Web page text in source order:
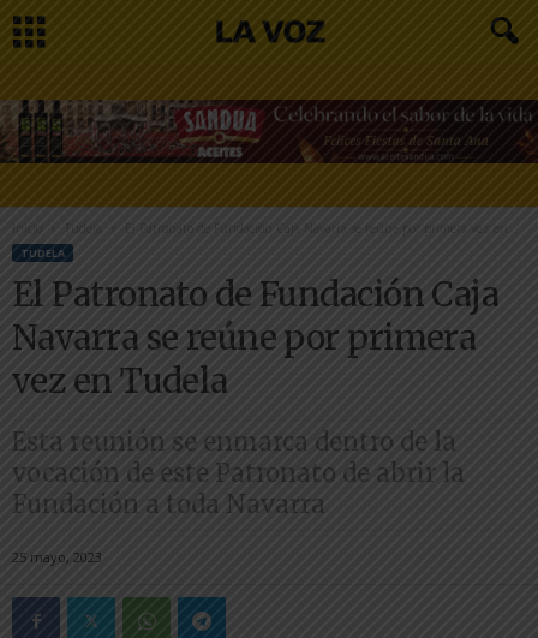
Inicio Tudela El Patronato de Fundación Caja Navarra se reúne por primera vez en...
TUDELA
El Patronato de Fundación Caja
Navarra se reúne por primera
vez en Tudela
Esta reunión se enmarca dentro de la
vocación de este Patronato de abrir la
Fundación a toda Navarra
25 mayo, 2023